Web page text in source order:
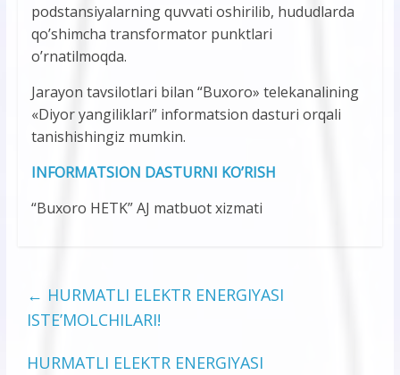
podstansiyalarning quvvati oshirilib, hududlarda
qo’shimcha transformator punktlari
o’rnatilmoqda.
Jarayon tavsilotlari bilan “Buxoro» telekanalining
«Diyor yangiliklari” informatsion dasturi orqali
tanishishingiz mumkin.
INFORMATSION DASTURNI KO’RISH
“Buxoro HETK” AJ matbuot xizmati
← HURMATLI ELEKTR ENERGIYASI
ISTE’MOLCHILARI!
HURMATLI ELEKTR ENERGIYASI